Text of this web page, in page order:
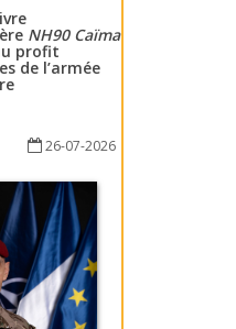
NH90 Caïman
profit
de l’armée
26-07-2026